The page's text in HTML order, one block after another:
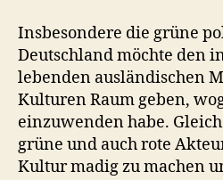
Insbesondere die grüne
Deutschland möchte den
lebenden ausländischen
Kulturen Raum geben,
einzuwenden habe.
grüne und auch rote
Kultur madig zu machen